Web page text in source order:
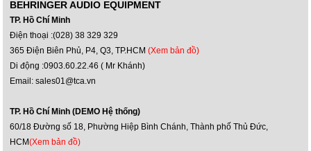
BEHRINGER AUDIO EQUIPMENT
TP. Hồ Chí Minh
Điện thoại :(028) 38 329 329
365 Điện Biên Phủ, P4, Q3, TP.HCM(Xem bản đồ)
Di động :0903.60.22.46 ( Mr Khánh)
Email: sales01@tca.vn
TP. Hồ Chí Minh (DEMO Hệ thống)
60/18 Đường số 18, Phường Hiệp Bình Chánh, Thành phố Thủ Đức,
HCM(Xem bản đồ)